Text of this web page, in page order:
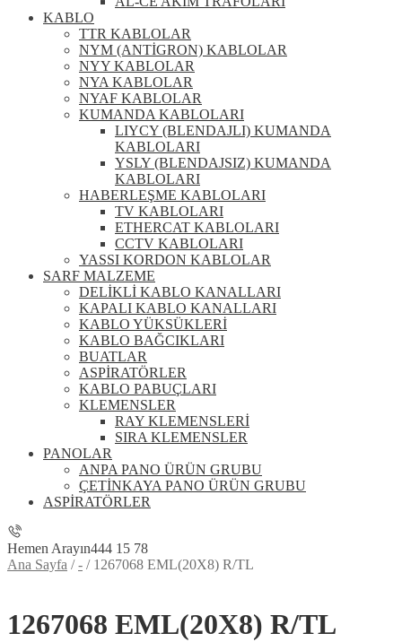
KABLO
TTR KABLOLAR
NYM (ANTİGRON) KABLOLAR
NYY KABLOLAR
NYA KABLOLAR
NYAF KABLOLAR
KUMANDA KABLOLARI
LIYCY (BLENDAJLI) KUMANDA
KABLOLARI
YSLY (BLENDAJSIZ) KUMANDA
KABLOLARI
HABERLEŞME KABLOLARI
TV KABLOLARI
ETHERCAT KABLOLARI
CCTV KABLOLARI
YASSI KORDON KABLOLAR
SARF MALZEME
DELİKLİ KABLO KANALLARI
KAPALI KABLO KANALLARI
KABLO YÜKSÜKLERİ
KABLO BAĞCIKLARI
BUATLAR
ASPİRATÖRLER
KABLO PABUÇLARI
KLEMENSLER
RAY KLEMENSLERİ
SIRA KLEMENSLER
PANOLAR
ANPA PANO ÜRÜN GRUBU
ÇETİNKAYA PANO ÜRÜN GRUBU
ASPİRATÖRLER
Hemen Arayın444 15 78
Ana Sayfa /- / 1267068 EML(20X8) R/TL
1267068 EML(20X8) R/TL